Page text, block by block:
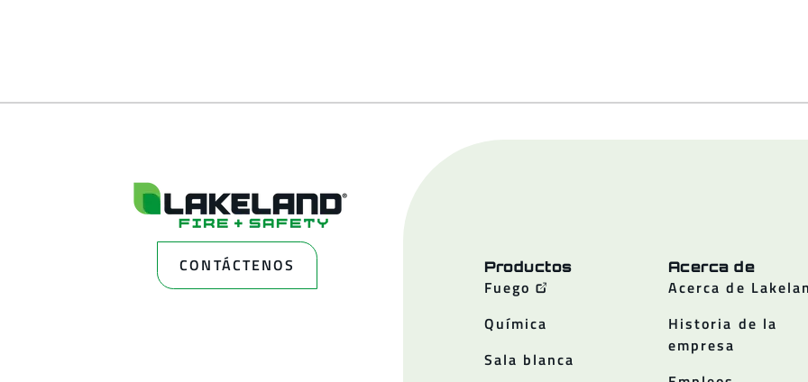
CONTÁCTENOS Productos
Fuego
Química
Sala blanca
Acerca de
Acerca de
Historia de la
empresa